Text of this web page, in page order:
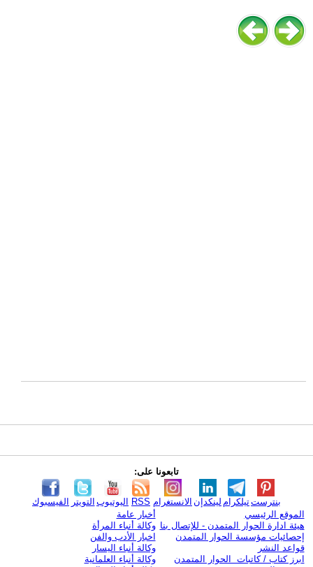
تابعونا على:
الفيسبوك التويتر اليوتيوب RSS الانستغرام لينكدإن تيلكرامبنترست
الموقع الرئيسي
هيئة ادارة الحوار المتمدن - للإتصال بنا
إحصائيات مؤسسة الحوار المتمدن
قواعد النشر
ابرز كتاب / كاتبات الحوار المتمدن
أخبار عامة
وكالة أنباء المرأة
اخبار الأدب والفن
وكالة أنباء اليسار
وكالة أنباء العلمانية